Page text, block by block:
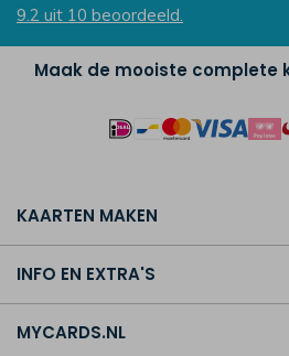
9.2 uit 10 beoordeeld.
Maak de mooiste complete
KAARTEN MAKEN
INFO EN EXTRA'S
MYCARDS.NL